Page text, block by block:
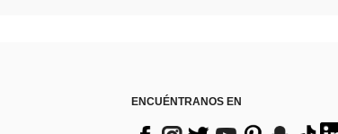
ENCUÉNTRANOS EN